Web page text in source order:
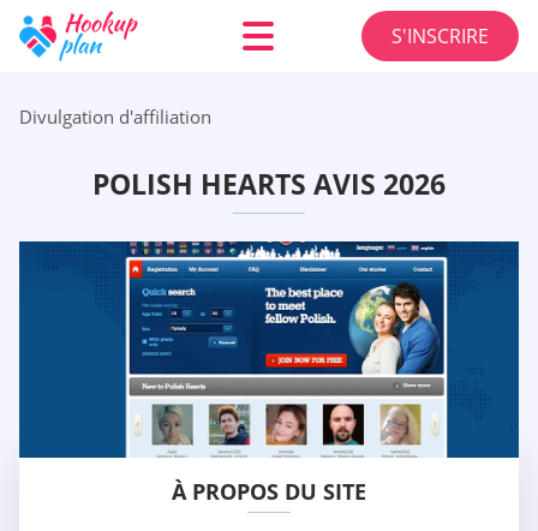
S'INSCRIRE
Divulgation d'affiliation
POLISH HEARTS AVIS 2026
À PROPOS DU SITE